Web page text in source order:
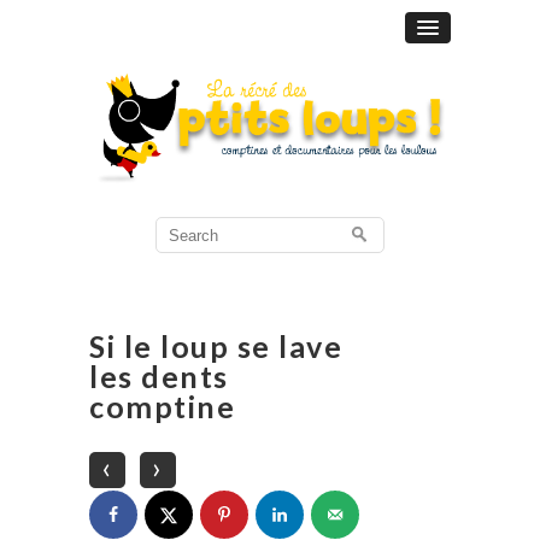
Search
for:
Si le loup se lave
les dents
comptine
‹
›